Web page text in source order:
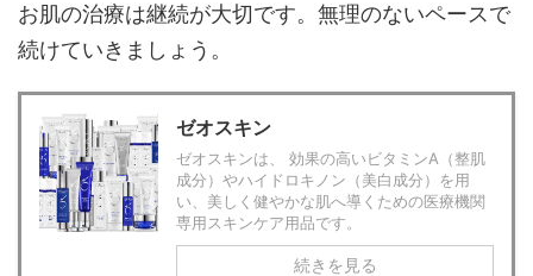
お肌の治療は継続が大切です。無理のないペースで
続けていきましょう。
ゼオスキン
ゼオスキンは、 効果の高いビタミンA（整肌
成分）やハイドロキノン（美白成分）を用
い、美しく健やかな肌へ導くための医療機関
専用スキンケア用品です。
続きを見る